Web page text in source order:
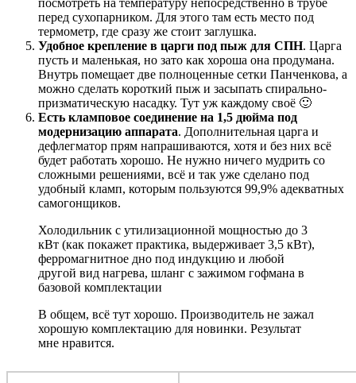
посмотреть на температуру непосредственно в трубе
перед сухопарником. Для этого там есть место под
термометр, где сразу же стоит заглушка.
Удобное крепление в царги под пыж для СПН. Царга
пусть и маленькая, но зато как хороша она продумана.
Внутрь помещает две полноценные сетки Панченкова, а
можно сделать короткий пыж и засыпать спирально-
призматическую насадку. Тут уж каждому своё 🙂
Есть кламповое соединение на 1,5 дюйма под
модернизацию аппарата. Дополнительная царга и
дефлегматор прям напрашиваются, хотя и без них всё
будет работать хорошо. Не нужно ничего мудрить со
сложными решениями, всё и так уже сделано под
удобный кламп, которым пользуются 99,9% адекватных
самогонщиков.
Холодильник с утилизационной мощностью до 3
кВт (как покажет практика, выдерживает 3,5 кВт),
ферромагнитное дно под индукцию и любой
другой вид нагрева, шланг с зажимом гофмана в
базовой комплектации
В общем, всё тут хорошо. Производитель не зажал
хорошую комплектацию для новинки. Результат
мне нравится.